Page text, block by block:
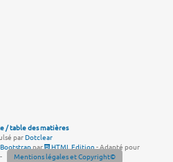
/ table des matières
parDotclear
par HTML Edition- Adapté pour
Mentions légales et Copyright©